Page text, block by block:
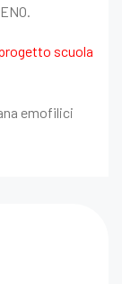
scuola
emofilici